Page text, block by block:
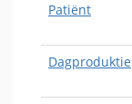
Patiënt
Dagproduktie